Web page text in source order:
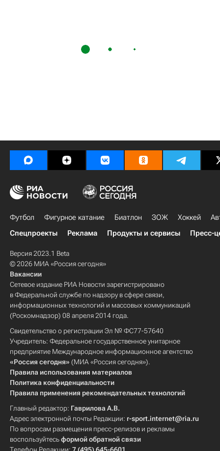
Футбол Фигурное катание Биатлон ЗОЖ Хоккей
Спецпроекты
Реклама Продукты и сервисы Пресс-
Версия 2023.1 Beta
© 2026 МИА «Россия сегодня»
Вакансии
Сетевое издание РИА Новости зарегистрировано
в Федеральной службе по надзору в сфере связи,
информационных технологий и массовых коммуникаций
(Роскомнадзор) 08 апреля 2014 года.
Свидетельство о регистрации Эл № ФС77-57640
Учредитель: Федеральное государственное унитарное
предприятие Международное информационное агентство
«Россия сегодня» (МИА «Россия сегодня»).
Правила использования материалов
Политика конфиденциальности
Правила применения рекомендательных технологий
Главный редактор: Гаврилова А.В.
Адрес электронной почты Редакции: r-sport.internet@ria.ru
По вопросам размещения пресс-релизов и рекламы
воспользуйтесьформой обратной связи